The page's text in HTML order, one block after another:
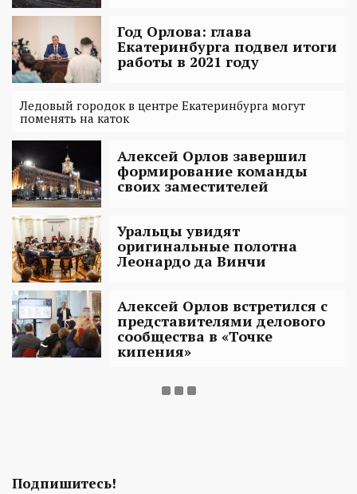
Год Орлова: глава
Екатеринбурга подвел итоги
работы в 2021 году
Ледовый городок в центре Екатеринбурга могут
поменять на каток
Алексей Орлов завершил
формирование команды
своих заместителей
Уральцы увидят
оригинальные полотна
Леонардо да Винчи
Алексей Орлов встретился с
представителями делового
сообщества в «Точке
кипения»
Подпишитесь!